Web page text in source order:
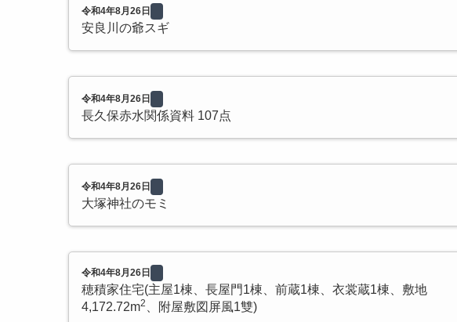
令和4年8月26日
安良川の爺スギ
令和4年8月26日
長久保赤水関係資料 107点
令和4年8月26日
大塚神社のモミ
令和4年8月26日
穂積家住宅(主屋1棟、長屋門1棟、前蔵1棟、衣裳蔵1棟、敷地
4,172.72m2 、附屋敷図屏風1雙)